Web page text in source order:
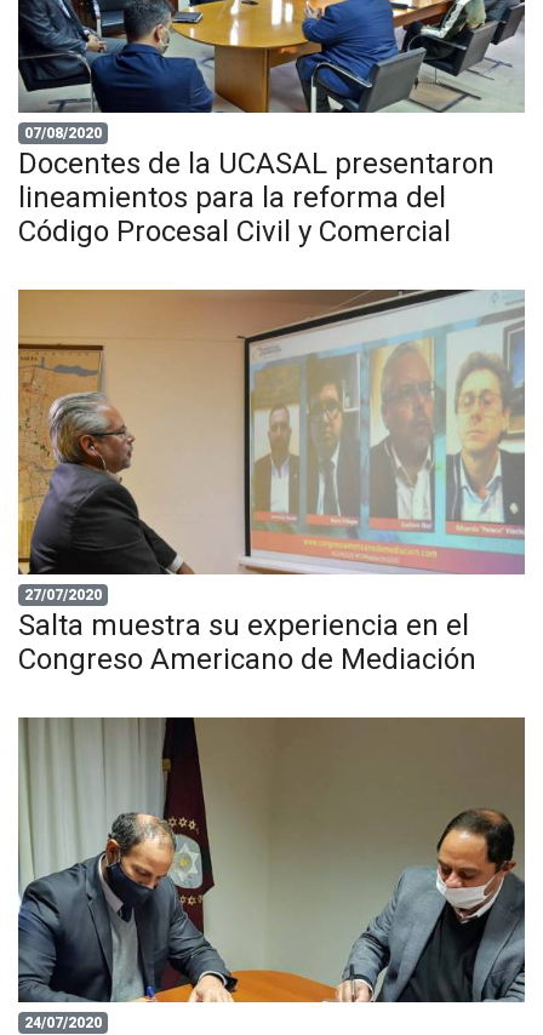
07/08/2020
Docentes de la UCASAL presentaron
lineamientos para la reforma del
Código Procesal Civil y Comercial
27/07/2020
Salta muestra su experiencia en el
Congreso Americano de Mediación
24/07/2020